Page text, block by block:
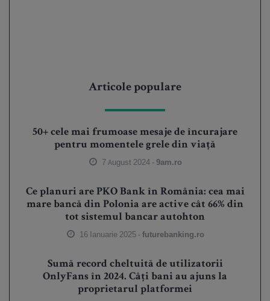
Articole populare
50+ cele mai frumoase mesaje de încurajare
pentru momentele grele din viață
7 August 2024 -9am.ro
Ce planuri are PKO Bank în România: cea mai
mare bancă din Polonia are active cât 66% din
tot sistemul bancar autohton
16 Ianuarie 2025 -futurebanking.ro
Sumă record cheltuită de utilizatorii
OnlyFans în 2024. Câți bani au ajuns la
proprietarul platformei